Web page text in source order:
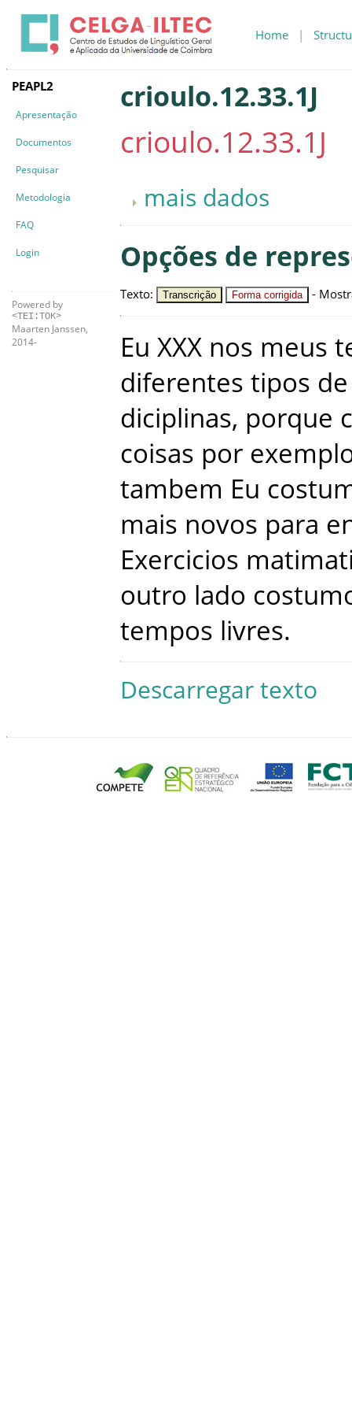
Home |
PEAPL2
Apresentação
Documentos
Pesquisar
Metodologia
FAQ
Login
Powered by
<TEI:TOK>
Maarten Janssen,
2014-
crioulo.12.33.1J
crioulo.12.33.1J
mais dados
Opções de
Texto: Transcrição Forma corrigida -
Eu XXX nos meus
diferentes tipos de
diciplinas, porque
coisas por
tambem Eu
mais novos para
Exercicios
outro lado
tempos livres.
Descarregar texto